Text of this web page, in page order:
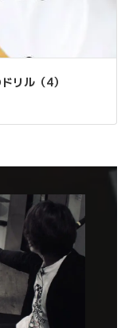
リル（4）